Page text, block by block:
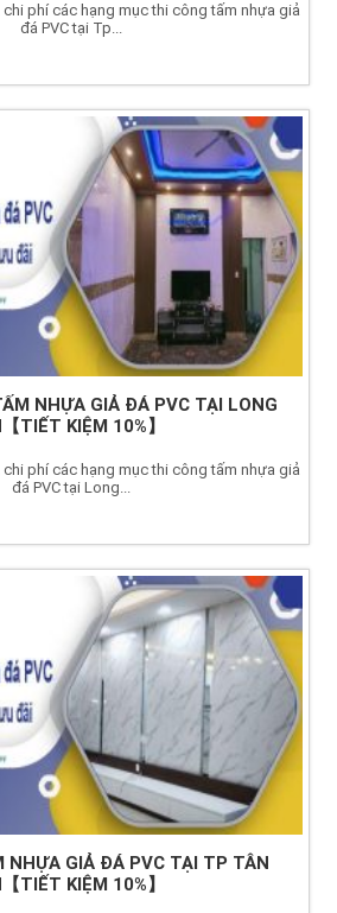
phí các hạng mục thi công tấm nhựa giả
đá PVC tại Tp...
NHỰA GIẢ ĐÁ PVC TẠI LONG
TIẾT KIỆM 10%】
phí các hạng mục thi công tấm nhựa giả
đá PVC tại Long...
NHỰA GIẢ ĐÁ PVC TẠI TP TÂN
TIẾT KIỆM 10%】